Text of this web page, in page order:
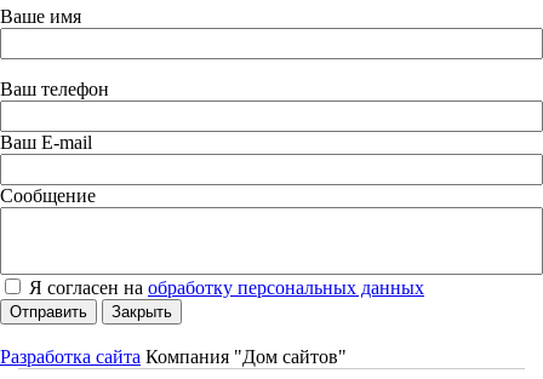
Ваше имя
Ваш телефон
Ваш E-mail
Сообщение
Я согласен на обработку персональных данных
Отправить Закрыть
Разработка сайта Компания "Дом сайтов"